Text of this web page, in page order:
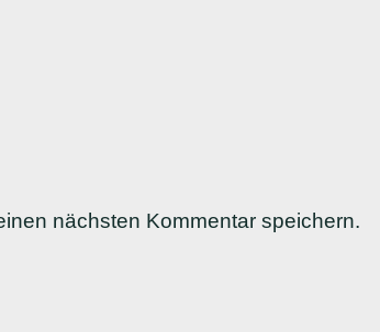
nächsten Kommentar speichern.